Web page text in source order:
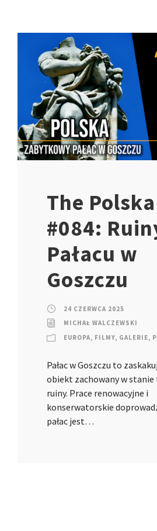
The Polska
#084:
Pałacu w
Goszczu
24 CZERWCA 2025
MICHAŁ WALCZEWSKI
EUROPA, FILMY, GALERIE,
Pałac w Goszczu to
obiekt zachowany w stanie
ruiny. Prace renowacyjne i
konserwatorskie
pałac jest…